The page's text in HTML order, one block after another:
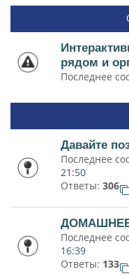
рядом и
Последнее
Давайте
Последнее
21:50
Ответы: 306
Последнее
16:39
Ответы: 133